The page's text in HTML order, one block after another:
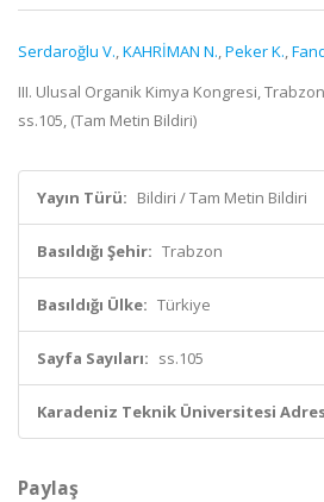
Serdaroğlu V.,KAHRİMAN N.,Peker K.,
III. Ulusal Organik Kimya Kongresi,
ss.105, (Tam Metin Bildiri)
Yayın Türü: Bildiri / Tam Metin Bildiri
Basıldığı Şehir: Trabzon
Basıldığı Ülke: Türkiye
Sayfa Sayıları: ss.105
Karadeniz Teknik Üniversitesi
Paylaş